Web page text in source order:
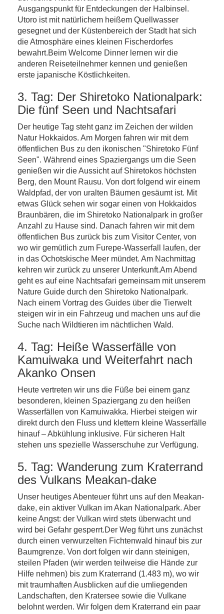
Ausgangspunkt für Entdeckungen der Halbinsel.
Utoro ist mit natürlichem heißem Quellwasser
gesegnet und der Küstenbereich der Stadt hat sich
die Atmosphäre eines kleinen Fischerdorfes
bewahrt.Beim Welcome Dinner lernen wir die
anderen Reiseteilnehmer kennen und genießen
erste japanische Köstlichkeiten.
3. Tag: Der Shiretoko Nationalpark:
Die fünf Seen und Nachtsafari
Der heutige Tag steht ganz im Zeichen der wilden
Natur Hokkaidos. Am Morgen fahren wir mit dem
öffentlichen Bus zu den ikonischen "Shiretoko Fünf
Seen". Während eines Spaziergangs um die Seen
genießen wir die Aussicht auf Shiretokos höchsten
Berg, den Mount Rausu. Von dort folgend wir einem
Waldpfad, der von uralten Bäumen gesäumt ist. Mit
etwas Glück sehen wir sogar einen von Hokkaidos
Braunbären, die im Shiretoko Nationalpark in großer
Anzahl zu Hause sind. Danach fahren wir mit dem
öffentlichen Bus zurück bis zum Visitor Center, von
wo wir gemütlich zum Furepe-Wasserfall laufen, der
in das Ochotskische Meer mündet. Am Nachmittag
kehren wir zurück zu unserer Unterkunft.Am Abend
geht es auf eine Nachtsafari gemeinsam mit unserem
Nature Guide durch den Shiretoko Nationalpark.
Nach einem Vortrag des Guides über die Tierwelt
steigen wir in ein Fahrzeug und machen uns auf die
Suche nach Wildtieren im nächtlichen Wald.
4. Tag: Heiße Wasserfälle von
Kamuiwaka und Weiterfahrt nach
Akanko Onsen
Heute vertreten wir uns die Füße bei einem ganz
besonderen, kleinen Spaziergang zu den heißen
Wasserfällen von Kamuiwakka. Hierbei steigen wir
direkt durch den Fluss und klettern kleine Wasserfälle
hinauf – Abkühlung inklusive. Für sicheren Halt
stehen uns spezielle Wasserschuhe zur Verfügung.
5. Tag: Wanderung zum Kraterrand
des Vulkans Meakan-dake
Unser heutiges Abenteuer führt uns auf den Meakan-
dake, ein aktiver Vulkan im Akan Nationalpark. Aber
keine Angst: der Vulkan wird stets überwacht und
wird bei Gefahr gesperrt.Der Weg führt uns zunächst
durch einen verwurzelten Fichtenwald hinauf bis zur
Baumgrenze. Von dort folgen wir dann steinigen,
steilen Pfaden (wir werden teilweise die Hände zur
Hilfe nehmen) bis zum Kraterrand (1.483 m), wo wir
mit traumhaften Ausblicken auf die umliegenden
Landschaften, den Kratersee sowie die Vulkane
belohnt werden. Wir folgen dem Kraterrand ein paar